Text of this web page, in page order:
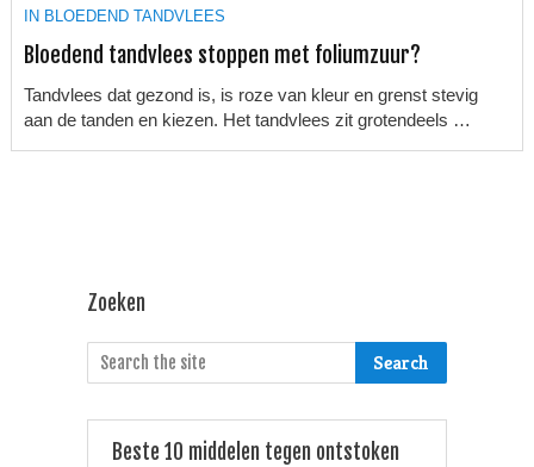
IN BLOEDEND TANDVLEES
Bloedend tandvlees stoppen met foliumzuur?
Tandvlees dat gezond is, is roze van kleur en grenst stevig
aan de tanden en kiezen. Het tandvlees zit grotendeels …
Zoeken
Search
Beste 10 middelen tegen ontstoken